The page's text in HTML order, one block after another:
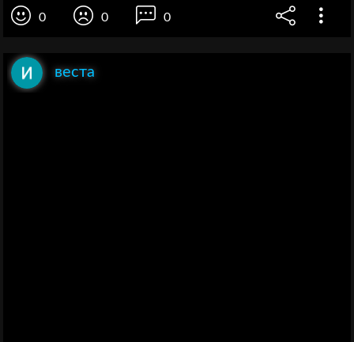
0 0 0
веста